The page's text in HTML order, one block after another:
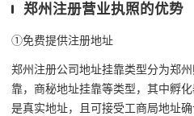
郑州注册营业执照的优势
①免费提供注册地址
郑州注册公司地址挂靠类型分为郑
靠，商秘地址挂靠等类型，其中孵
是真实地址，且可接受工商局地址